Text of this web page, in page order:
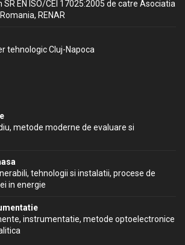
EN ISO/CEI 17025:2005 de catre Asociatia
RENAR
tehnologic Cluj-Napoca
metode moderne de evaluare si
tehnologii si instalatii, procese de
in energie
instrumentatie, metode optoelectronice